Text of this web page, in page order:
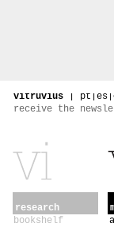
vitruvius | pt | es |
receive the
research
bookshelf